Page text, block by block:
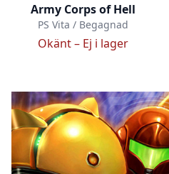
Army Corps of Hell
PS Vita / Begagnad
Okänt – Ej i lager